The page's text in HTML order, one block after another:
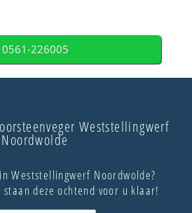
0561-226005
Weststellingwerf
Noordwolde
Weststellingwerf Noordwolde?
staan deze ochtend voor u klaar!